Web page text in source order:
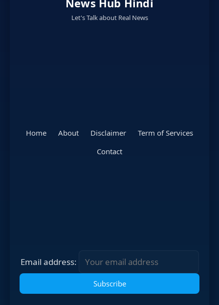
News Hub Hindi
Let's Talk about Real News
Home About Disclaimer
Term of Services
Contact
Email address: